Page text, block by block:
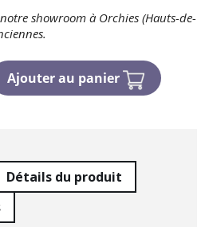
showroom à Orchies (Hauts-de-
Ajouter au panier
Détails du produit